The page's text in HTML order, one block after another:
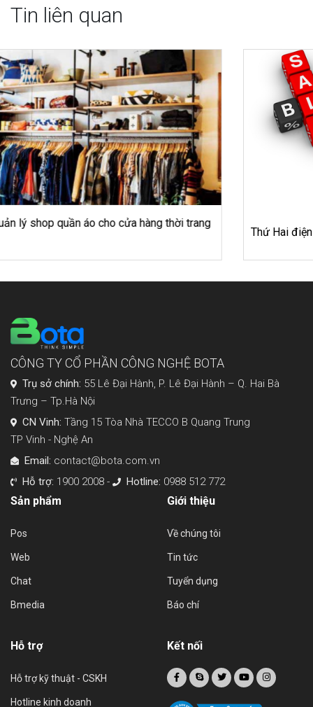
Tin liên quan
Thứ Hai điện tử và Thứ Sáu đen tối: Sale nào khủng hơn?
CÔNG TY CỔ PHẦN CÔNG NGHỆ BOTA
Trụ sở chính: 55 Lê Đại Hành, P. Lê Đại Hành – Q. Hai Bà
Trưng – Tp.Hà Nội
CN Vinh: Tầng 15 Tòa Nhà TECCO B Quang Trung
TP Vinh - Nghệ An
Email: contact@bota.com.vn
Hỗ trợ: 1900 2008 - Hotline: 0988 512 772
Sản phẩm
Pos
Web
Chat
Bmedia
Giới thiệu
Về chúng tôi
Tin tức
Tuyển dụng
Báo chí
Hỗ trợ
Hỗ trợ kỹ thuật - CSKH
Hotline kinh doanh
Kết nối